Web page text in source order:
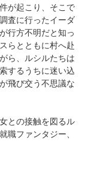
が起こり、そこで
査に行ったイーダ
行方不明だと知っ
らとともに村へ赴
ら、ルシルたちは
するうちに迷い込
飛び交う不思議な
との接触を図るル
ファンタジー、